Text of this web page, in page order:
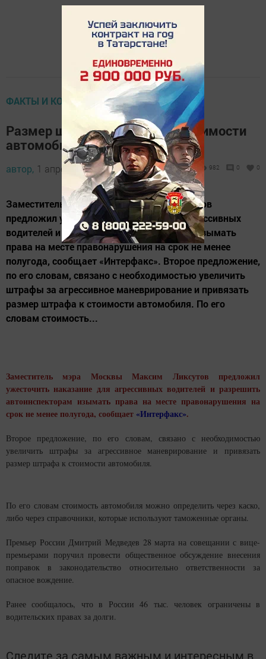
ФАКТЫ И КОММЕНТАРИИ
Размер штрафа привяжут к стоимости
автомобиля
автор, 1 апреля 2016 - 05:53 982 0 0
Заместитель мэра Москвы Максим Ликсутов
предложил ужесточить наказание для агрессивных
водителей и разрешить автоинспекторам изымать
права на месте правонарушения на срок не менее
полугода, сообщает «Интерфакс». Второе предложение,
по его словам, связано с необходимостью увеличить
штрафы за агрессивное маневрирование и привязать
размер штрафа к стоимости автомобиля. По его
словам стоимость...
Заместитель мэра Москвы Максим Ликсутов предложил
ужесточить наказание для агрессивных водителей и разрешить
автоинспекторам изымать права на месте правонарушения на
срок не менее полугода, сообщает«Интерфакс».
Второе предложение, по его словам, связано с необходимостью
увеличить штрафы за агрессивное маневрирование и привязать
размер штрафа к стоимости автомобиля.
По его словам стоимость автомобиля можно определить через каско,
либо через справочники, которые используют таможенные органы.
Премьер России Дмитрий Медведев 28 марта на совещании с вице-
премьерами поручил провести общественное обсуждение внесения
поправок в законодательство относительно ответственности за
опасное вождение.
Ранее сообщалось, что в России 46 тыс. человек ограничены в
водительских правах за долги.
Следите за самым важным и интересным в